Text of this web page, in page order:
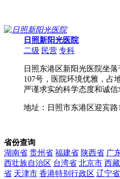
日照新阳光医院
二级 民营 专科
日照东港区新阳光医院坐
107号，医院环境优雅，占
严谨求实的科学态度和诚信
地址：日照市东港区迎宾路
省份查询
湖南省 贵州省 福建省 陕西省 广
西壮族自治区 台湾省 北京市 西
省 天津市 香港特别行政区 辽宁省